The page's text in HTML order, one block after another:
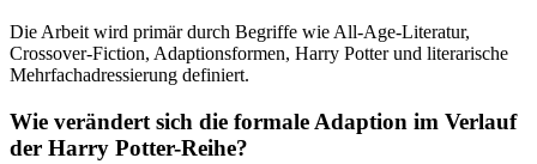
Die Arbeit wird primär durch Begriffe wie All-Age-Literatur,
Crossover-Fiction, Adaptionsformen, Harry Potter und literarische
Mehrfachadressierung definiert.
Wie verändert sich die formale Adaption im Verlauf
der Harry Potter-Reihe?